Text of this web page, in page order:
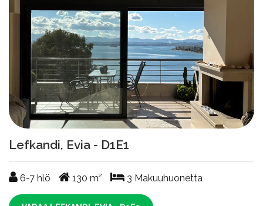
Lefkandi, Evia - D1E1
6-7 hlö 130 m² 3 Makuuhuonetta